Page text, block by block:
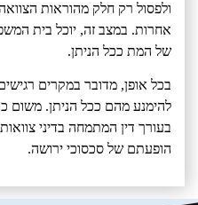
ולפסול רק חלק מהוראות
אחרות. במצב זה, יוכל בית
של המת ככל הניתן.
בכל אופן, מדובר במקרים
להימנע מהם ככל הניתן. משום
בעורך דין המתמחה בדיני
הופעתם של סכסוכי ירושה.